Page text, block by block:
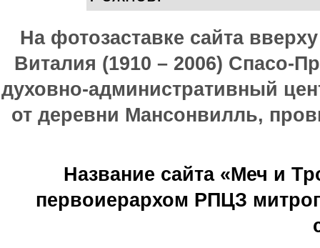
На фотозаставке сайта
Виталия (1910 – 2006) Спасо-
духовно-административный
от деревни Мансонвилль,
Название сайта «Меч и
первоиерархом РПЦЗ